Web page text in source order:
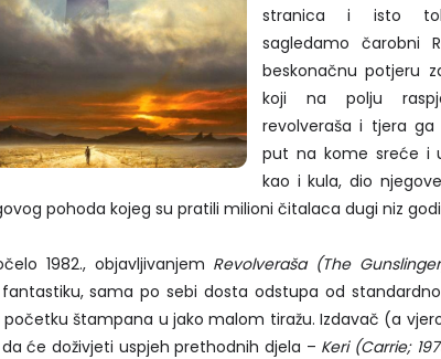
stranica i isto
sagledamo čarobni
beskonačnu potjeru
koji na polju
revolveraša i tjera
put na kome sreće i
kao i kula, dio
pohoda kojeg su pratili milioni čitalaca dugi niz
1982., objavljivanjem Revolveraša (The
sama po sebi dosta odstupa od
štampana u jako malom tiražu. Izdavač (a
će doživjeti uspjeh prethodnih djela – Keri (Carrie;